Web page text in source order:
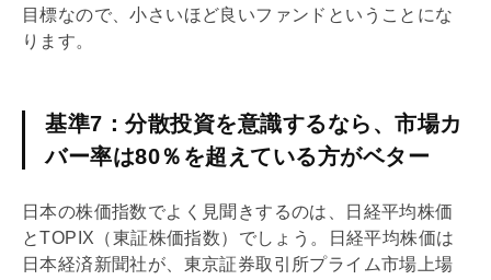
目標なので、小さいほど良いファンドということにな
ります。
基準7：分散投資を意識するなら、市場カ
バー率は80％を超えている方がベター
日本の株価指数でよく見聞きするのは、日経平均株価
とTOPIX（東証株価指数）でしょう。日経平均株価は
日本経済新聞社が、東京証券取引所プライム市場上場